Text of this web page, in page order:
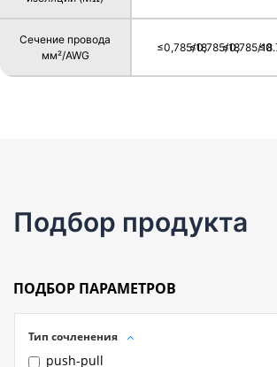
Сечение провода
мм²/AWG
≤0,785/18≤0,785/18≤0,785/18
Подбор продукта
ПОДБОР ПАРАМЕТРОВ
Тип сочленения
push-pull